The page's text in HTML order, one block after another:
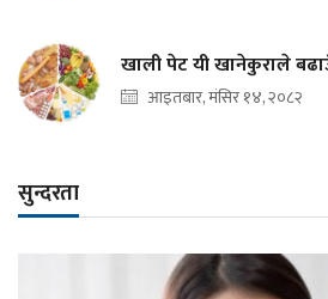
खाली पेट यी खानेकुराले
आइतबार, मंसिर १४, २०८२
सुन्दरता